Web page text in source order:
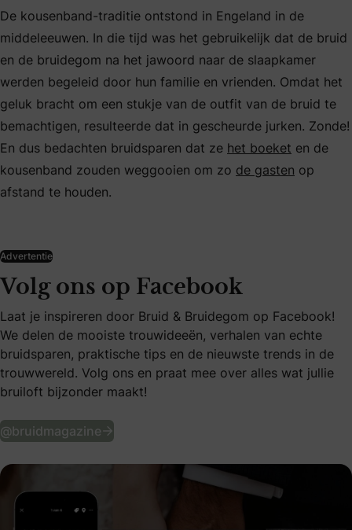
De kousenband-traditie ontstond in Engeland in de
middeleeuwen. In die tijd was het gebruikelijk dat de bruid
en de bruidegom na het jawoord naar de slaapkamer
werden begeleid door hun familie en vrienden. Omdat het
geluk bracht om een stukje van de outfit van de bruid te
bemachtigen, resulteerde dat in gescheurde jurken. Zonde!
En dus bedachten bruidsparen dat ze het boeket en de
kousenband zouden weggooien om zo de gasten op
afstand te houden.
Advertentie
Volg ons op Facebook
Laat je inspireren door Bruid & Bruidegom op Facebook!
We delen de mooiste trouwideeën, verhalen van echte
bruidsparen, praktische tips en de nieuwste trends in de
trouwwereld. Volg ons en praat mee over alles wat jullie
bruiloft bijzonder maakt!
@bruidmagazine Volg ons op Facebook